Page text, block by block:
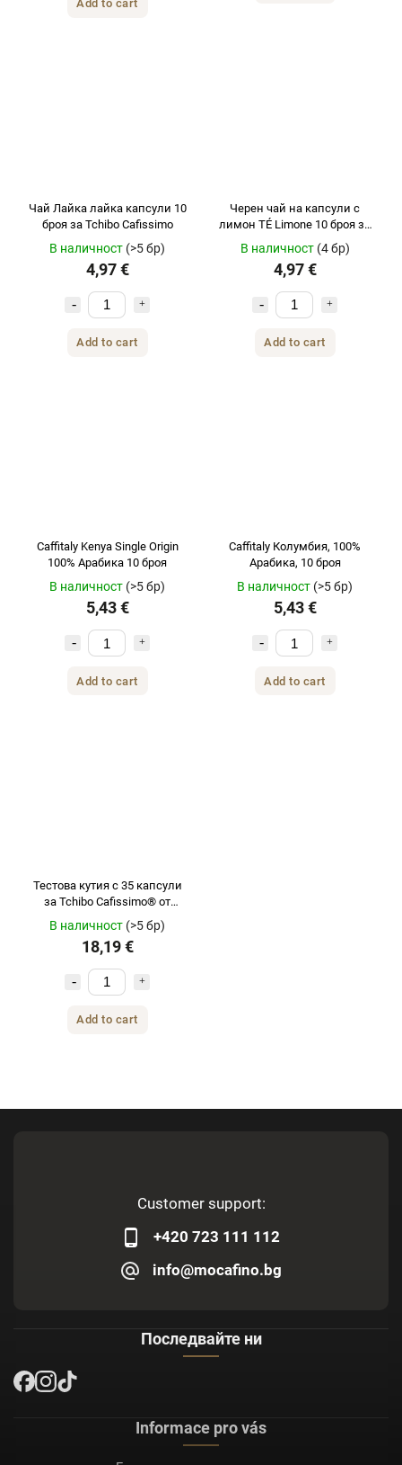
Add to cart
Чай Лайка лайка капсули 10
броя за Tchibo Cafissimo
В наличност (>5 бр)
4,97 €
Add to cart
Черен чай на капсули с
лимон TÉ Limone 10 броя за
Tchibo Cafissimo
В наличност (4 бр)
4,97 €
Add to cart
Caffitaly Kenya Single Origin
100% Арабика 10 броя
В наличност (>5 бр)
5,43 €
Add to cart
Caffitaly Колумбия, 100%
Арабика, 10 броя
В наличност (>5 бр)
5,43 €
Add to cart
Тестова кутия с 35 капсули
за Tchibo Cafissimo® от
NEJKAFE
В наличност (>5 бр)
18,19 €
Add to cart
Customer support:
+420 723 111 112
info@mocafino.bg
Последвайте ни
Informace pro vás